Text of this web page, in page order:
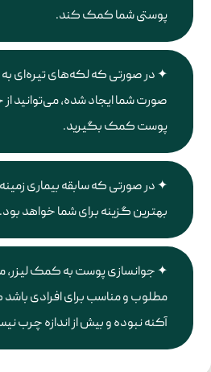
پوستی شما کمک کند.
در صورتی که لکه‌های تیره‌ای
صورت شما ایجاد شده، می‌توانید
پوست کمک بگیرید.
در صورتی که سابقه بیماری
بهترین گزینه برای شما خواهد بود.
جوانسازی پوست به کمک لیزر،
مطلوب و مناسب برای افرادی
آکنه نبوده و بیش از اندازه چرب